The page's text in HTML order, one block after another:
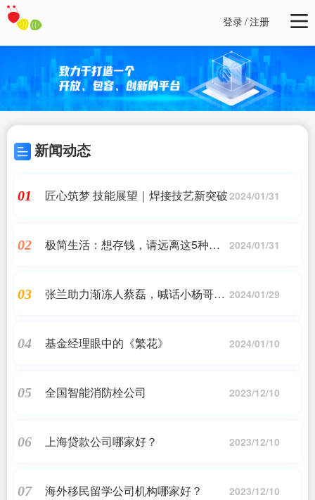
登录/注册
新闻动态
01 匠心筑梦 技能展望｜焊接技艺新突破2024/01/31
02
极简生活：想存钱，请远离这5种假
2024/01/31
03
张兰助力渐冻人蔡磊，喊话小杨哥董 2024/01/29
04 基金经理眼中的《繁花》 2024/01/10
05 全国智能消防栓公司 2023/12/10
06 上海贷款公司哪家好？ 2023/12/10
07 海外移民留学公司机构哪家好？ 2023/12/10